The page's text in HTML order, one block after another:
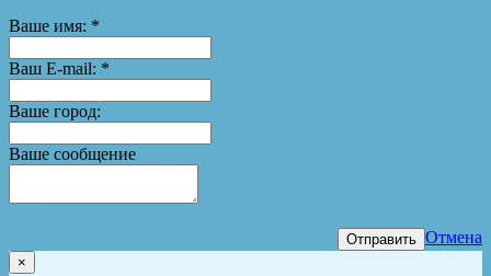
Ваше имя: *
Ваш E-mail: *
Ваше город:
Ваше сообщение
Отправить Отмена
×